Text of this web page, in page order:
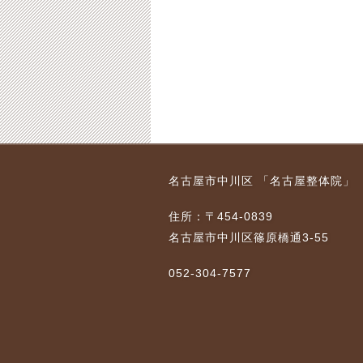
名古屋市中川区 「名古屋整体院」
住所：〒454-0839
名古屋市中川区篠原橋通3-55
052-304-7577